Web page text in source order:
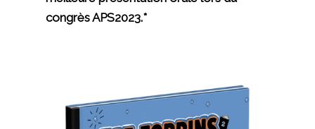
congrès APS2023.*